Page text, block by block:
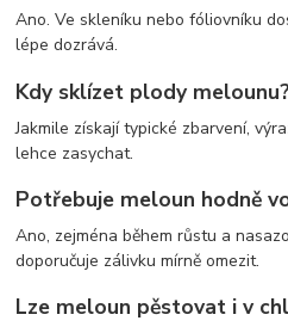
Ano. Ve skleníku nebo fóliovníku
lépe dozrává.
Kdy sklízet plody
Jakmile získají typické zbarvení,
lehce zasychat.
Potřebuje meloun hodně
Ano, zejména během růstu a
doporučuje zálivku mírně omezit.
Lze meloun pěstovat i v